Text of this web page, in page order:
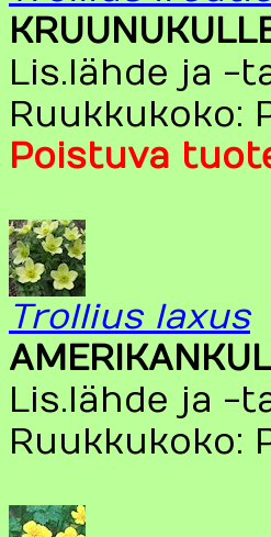
Lis.lähde ja -
Ruukkukoko:
Poistuva
Trollius laxus
Lis.lähde ja -
Ruukkukoko: